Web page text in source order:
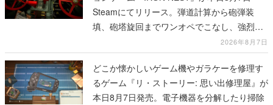
Steamにてリリース。弾道計算から砲弾装
填、砲塔旋回までワンオペでこなし、強烈な
一撃をブチかませるロマンある作品2026年8月7日
どこか懐かしいゲーム機やガラケーを修理す
るゲーム『リ・ストーリー: 思い出修理屋』が
本日8月7日発売。電子機器を分解したり掃除